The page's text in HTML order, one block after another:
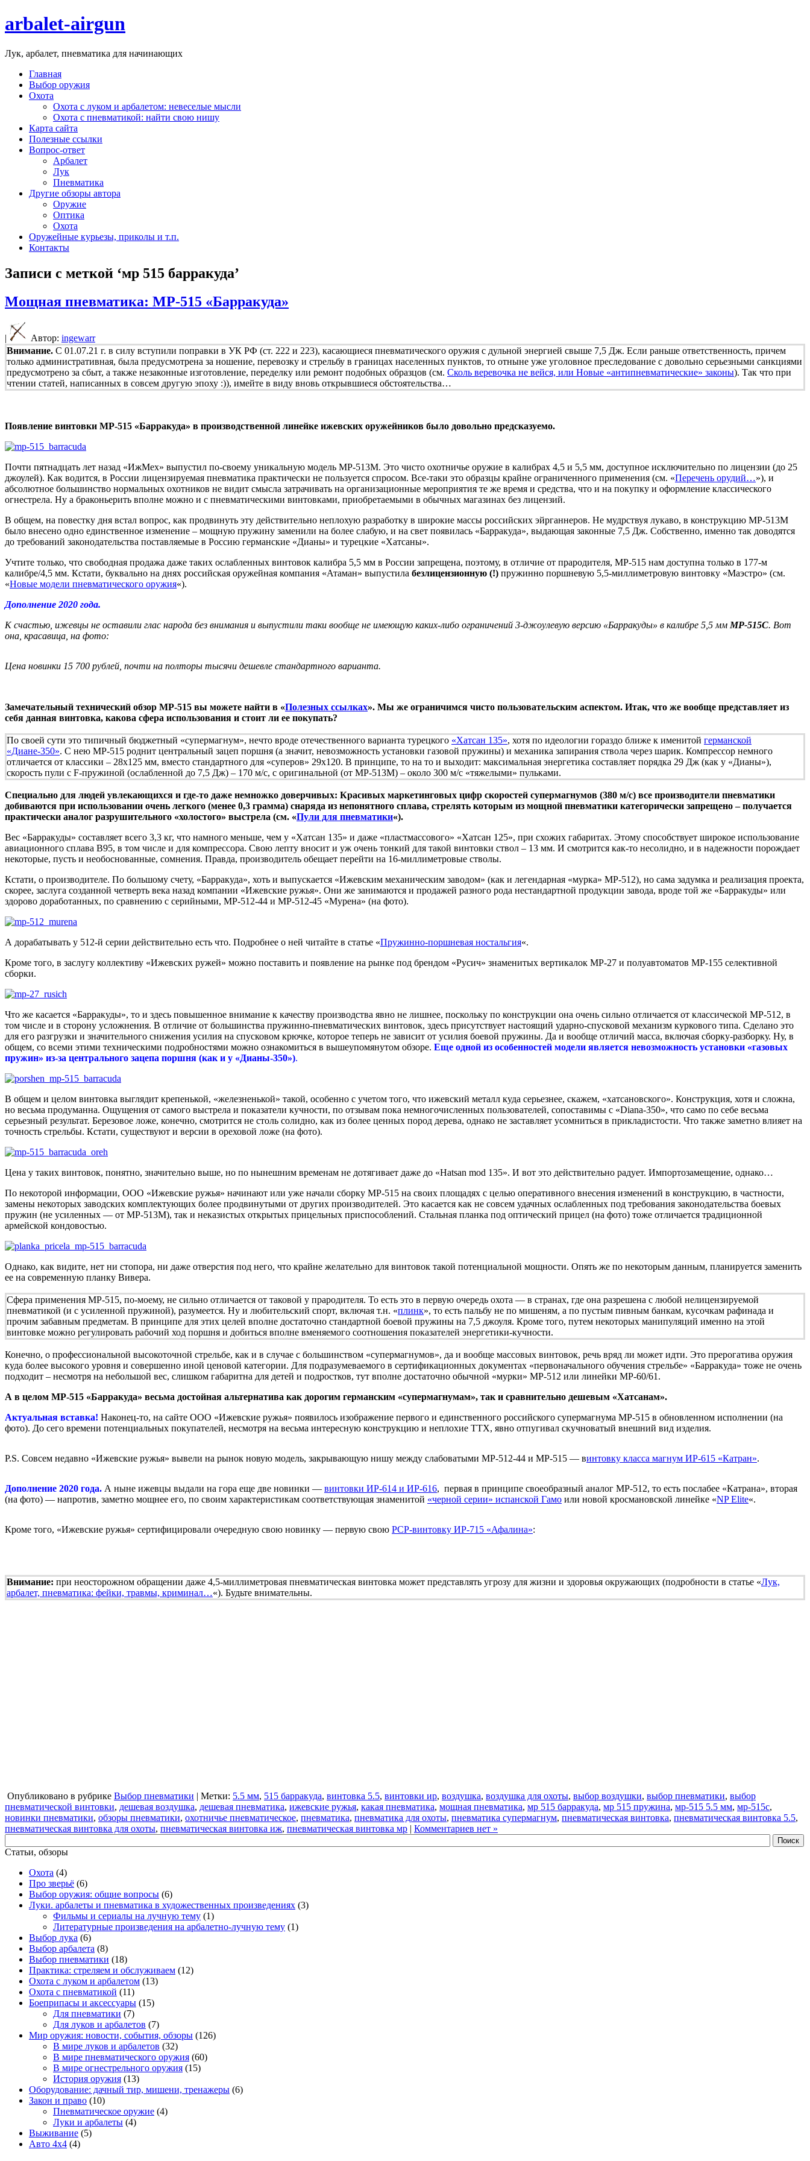
arbalet-airgun
Лук, арбалет, пневматика для начинающих
Главная
Выбор оружия
Охота
Охота с луком и арбалетом: невеселые мысли
Охота с пневматикой: найти свою нишу
Карта сайта
Полезные ссылки
Вопрос-ответ
Арбалет
Лук
Пневматика
Другие обзоры автора
Оружие
Оптика
Охота
Оружейные курьезы, приколы и т.п.
Контакты
Записи с меткой ‘мр 515 барракуда’
Мощная пневматика: МР-515 «Барракуда»
| Автор: ingewarr
Внимание. С 01.07.21 г. в силу вступили поправки в УК РФ (ст. 222 и 223), касающиеся пневматического оружия с дульной энергией свыше 7,5 Дж. Если раньше ответственность, причем
только административная, была предусмотрена за ношение, перевозку и стрельбу в границах населенных пунктов, то отныне уже уголовное преследование с довольно серьезными санкциями
предусмотрено за сбыт, а также незаконные изготовление, переделку или ремонт подобных образцов (см. Сколь веревочка не вейся, или Новые «антипневматические» законы). Так что при
чтении статей, написанных в совсем другую эпоху :)), имейте в виду вновь открывшиеся обстоятельства…
Появление винтовки МР-515 «Барракуда» в производственной линейке ижевских оружейников было довольно предсказуемо.
Почти пятнадцать лет назад «ИжМех» выпустил по-своему уникальную модель МР-513М. Это чисто охотничье оружие в калибрах 4,5 и 5,5 мм, доступное исключительно по лицензии (до 25
джоулей). Как водится, в России лицензируемая пневматика практически не пользуется спросом. Все-таки это образцы крайне ограниченного применения (см. «Перечень орудий…»), и
абсолютное большинство нормальных охотников не видит смысла затрачивать на организационные мероприятия те же время и средства, что и на покупку и оформление классического
огнестрела. Ну а браконьерить вполне можно и с пневматическими винтовками, приобретаемыми в обычных магазинах без лицензий.
В общем, на повестку дня встал вопрос, как продвинуть эту действительно неплохую разработку в широкие массы российских эйрганнеров. Не мудрствуя лукаво, в конструкцию МР-513М
было внесено одно единственное изменение – мощную пружину заменили на более слабую, и на свет появилась «Барракуда», выдающая законные 7,5 Дж. Собственно, именно так доводятся
до требований законодательства поставляемые в Россию германские «Дианы» и турецкие «Хатсаны».
Учтите только, что свободная продажа даже таких ослабленных винтовок калибра 5,5 мм в России запрещена, поэтому, в отличие от прародителя, МР-515 нам доступна только в 177-м
калибре/4,5 мм. Кстати, буквально на днях российская оружейная компания «Атаман» выпустила безлицензионную (!) пружинно поршневую 5,5-миллиметровую винтовку «Маэстро» (см.
«Новые модели пневматического оружия«).
Дополнение 2020 года.
К счастью, ижевцы не оставили глас народа без внимания и выпустили таки вообще не имеющую каких-либо ограничений 3-джоулевую версию «Барракуды» в калибре 5,5 мм МР-515С. Вот
она, красавица, на фото:
Цена новинки 15 700 рублей, почти на полторы тысячи дешевле стандартного варианта.
Замечательный технический обзор МР-515 вы можете найти в «Полезных ссылках». Мы же ограничимся чисто пользовательским аспектом. Итак, что же вообще представляет из
себя данная винтовка, какова сфера использования и стоит ли ее покупать?
По своей сути это типичный бюджетный «супермагнум», нечто вроде отечественного варианта турецкого «Хатсан 135», хотя по идеологии гораздо ближе к именитой германской
«Диане-350». С нею МР-515 роднит центральный зацеп поршня (а значит, невозможность установки газовой пружины) и механика запирания ствола через шарик. Компрессор немного
отличается от классики – 28х125 мм, вместо стандартного для «суперов» 29х120. В принципе, то на то и выходит: максимальная энергетика составляет порядка 29 Дж (как у «Дианы»),
скорость пули с F-пружиной (ослабленной до 7,5 Дж) – 170 м/с, с оригинальной (от МР-513М) – около 300 м/с «тяжелыми» пульками.
Специально для людей увлекающихся и где-то даже немножко доверчивых: Красивых маркетинговых цифр скоростей супермагнумов (380 м/с) все производители пневматики
добиваются при использовании очень легкого (менее 0,3 грамма) снаряда из непонятного сплава, стрелять которым из мощной пневматики категорически запрещено – получается
практически аналог разрушительного «холостого» выстрела (см. «Пули для пневматики«).
Вес «Барракуды» составляет всего 3,3 кг, что намного меньше, чем у «Хатсан 135» и даже «пластмассового» «Хатсан 125», при схожих габаритах. Этому способствует широкое использование
авиационного сплава В95, в том числе и для компрессора. Свою лепту вносит и уж очень тонкий для такой винтовки ствол – 13 мм. И смотрится как-то несолидно, и в надежности порождает
некоторые, пусть и необоснованные, сомнения. Правда, производитель обещает перейти на 16-миллиметровые стволы.
Кстати, о производителе. По большому счету, «Барракуда», хоть и выпускается «Ижевским механическим заводом» (как и легендарная «мурка» МР-512), но сама задумка и реализация проекта,
скорее, заслуга созданной четверть века назад компании «Ижевские ружья». Они же занимаются и продажей разного рода нестандартной продукции завода, вроде той же «Барракуды» или
здорово доработанных, по сравнению с серийными, МР-512-44 и МР-512-45 «Мурена» (на фото).
А дорабатывать у 512-й серии действительно есть что. Подробнее о ней читайте в статье «Пружинно-поршневая ностальгия«.
Кроме того, в заслугу коллективу «Ижевских ружей» можно поставить и появление на рынке под брендом «Русич» знаменитых вертикалок МР-27 и полуавтоматов МР-155 селективной
сборки.
Что же касается «Барракуды», то и здесь повышенное внимание к качеству производства явно не лишнее, поскольку по конструкции она очень сильно отличается от классической МР-512, в
том числе и в сторону усложнения. В отличие от большинства пружинно-пневматических винтовок, здесь присутствует настоящий ударно-спусковой механизм куркового типа. Сделано это
для его разгрузки и значительного снижения усилия на спусковом крючке, которое теперь не зависит от усилия боевой пружины. Да и вообще отличий масса, включая сборку-разборку. Ну, в
общем, со всеми этими техническими подробностями можно ознакомиться в вышеупомянутом обзоре. Еще одной из особенностей модели является невозможность установки «газовых
пружин» из-за центрального зацепа поршня (как и у «Дианы-350»).
В общем и целом винтовка выглядит крепенькой, «железненькой» такой, особенно с учетом того, что ижевский металл куда серьезнее, скажем, «хатсановского». Конструкция, хотя и сложна,
но весьма продуманна. Ощущения от самого выстрела и показатели кучности, по отзывам пока немногочисленных пользователей, сопоставимы с «Diana-350», что само по себе весьма
серьезный результат. Березовое ложе, конечно, смотрится не столь солидно, как из более ценных пород дерева, однако не заставляет усомниться в прикладистости. Что также заметно влияет на
точность стрельбы. Кстати, существуют и версии в ореховой ложе (на фото).
Цена у таких винтовок, понятно, значительно выше, но по нынешним временам не дотягивает даже до «Hatsan mod 135». И вот это действительно радует. Импортозамещение, однако…
По некоторой информации, ООО «Ижевские ружья» начинают или уже начали сборку МР-515 на своих площадях с целью оперативного внесения изменений в конструкцию, в частности,
замены некоторых заводских комплектующих более продвинутыми от других производителей. Это касается как не совсем удачных ослабленных под требования законодательства боевых
пружин (не усиленных — от МР-513М), так и неказистых открытых прицельных приспособлений. Стальная планка под оптический прицел (на фото) тоже отличается традиционной
армейской кондовостью.
Однако, как видите, нет ни стопора, ни даже отверстия под него, что крайне желательно для винтовок такой потенциальной мощности. Опять же по некоторым данным, планируется заменить
ее на современную планку Вивера.
Сфера применения МР-515, по-моему, не сильно отличается от таковой у прародителя. То есть это в первую очередь охота — в странах, где она разрешена с любой нелицензируемой
пневматикой (и с усиленной пружиной), разумеется. Ну и любительский спорт, включая т.н. «плинк», то есть пальбу не по мишеням, а по пустым пивным банкам, кусочкам рафинада и
прочим забавным предметам. В принципе для этих целей вполне достаточно стандартной боевой пружины на 7,5 джоуля. Кроме того, путем некоторых манипуляций именно на этой
винтовке можно регулировать рабочий ход поршня и добиться вполне вменяемого соотношения показателей энергетики-кучности.
Конечно, о профессиональной высокоточной стрельбе, как и в случае с большинством «супермагнумов», да и вообще массовых винтовок, речь вряд ли может идти. Это прерогатива оружия
куда более высокого уровня и совершенно иной ценовой категории. Для подразумеваемого в сертификационных документах «первоначального обучения стрельбе» «Барракуда» тоже не очень
подходит – несмотря на небольшой вес, слишком габаритна для детей и подростков, тут вполне достаточно обычной «мурки» МР-512 или линейки МР-60/61.
А в целом МР-515 «Барракуда» весьма достойная альтернатива как дорогим германским «супермагнумам», так и сравнительно дешевым «Хатсанам».
Актуальная вставка! Наконец-то, на сайте ООО «Ижевские ружья» появилось изображение первого и единственного российского супермагнума МР-515 в обновленном исполнении (на
фото). До сего времени потенциальных покупателей, несмотря на весьма интересную конструкцию и неплохие ТТХ, явно отпугивал скучноватый внешний вид изделия.
P.S. Совсем недавно «Ижевские ружья» вывели на рынок новую модель, закрывающую нишу между слабоватыми МР-512-44 и МР-515 — винтовку класса магнум ИР-615 «Катран».
Дополнение 2020 года. А ныне ижевцы выдали на гора еще две новинки — винтовки ИР-614 и ИР-616, первая в принципе своеобразный аналог МР-512, то есть послабее «Катрана», вторая
(на фото) — напротив, заметно мощнее его, по своим характеристикам соответствующая знаменитой «черной серии» испанской Гамо или новой кросмановской линейке «NP Elite«.
Кроме того, «Ижевские ружья» сертифицировали очередную свою новинку — первую свою PCP-винтовку ИР-715 «Афалина»:
Внимание: при неосторожном обращении даже 4,5-миллиметровая пневматическая винтовка может представлять угрозу для жизни и здоровья окружающих (подробности в статье «Лук,
арбалет, пневматика: фейки, травмы, криминал…«). Будьте внимательны.
Опубликовано в рубрике Выбор пневматики | Метки: 5.5 мм, 515 барракуда, винтовка 5.5, винтовки ир, воздушка, воздушка для охоты, выбор воздушки, выбор пневматики, выбор
пневматической винтовки, дешевая воздушка, дешевая пневматика, ижевские ружья, какая пневматика, мощная пневматика, мр 515 барракуда, мр 515 пружина, мр-515 5.5 мм, мр-515с,
новинки пневматики, обзоры пневматики, охотничье пневматическое, пневматика, пневматика для охоты, пневматика супермагнум, пневматическая винтовка, пневматическая винтовка 5.5,
пневматическая винтовка для охоты, пневматическая винтовка иж, пневматическая винтовка мр | Комментариев нет »
Статьи, обзоры
Охота (4)
Про зверьё (6)
Выбор оружия: общие вопросы (6)
Луки. арбалеты и пневматика в художественных произведениях (3)
Фильмы и сериалы на лучную тему (1)
Литературные произведения на арбалетно-лучную тему (1)
Выбор лука (6)
Выбор арбалета (8)
Выбор пневматики (18)
Практика: стреляем и обслуживаем (12)
Охота с луком и арбалетом (13)
Охота с пневматикой (11)
Боеприпасы и аксессуары (15)
Для пневматики (7)
Для луков и арбалетов (7)
Мир оружия: новости, события, обзоры (126)
В мире луков и арбалетов (32)
В мире пневматического оружия (60)
В мире огнестрельного оружия (15)
История оружия (13)
Оборудование: дачный тир, мишени, тренажеры (6)
Закон и право (10)
Пневматическое оружие (4)
Луки и арбалеты (4)
Выживание (5)
Авто 4х4 (4)